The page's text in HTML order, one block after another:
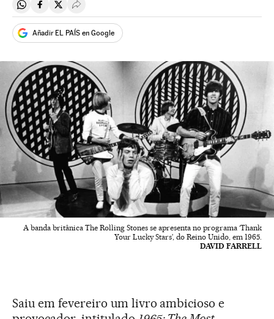
Compartir en Whatsapp
Compartir en Facebook
Compartir en Twitter
Desplegar Redes Sociales
Añadir EL PAÍS en Google
A banda britânica The Rolling Stones se apresenta no programa ‘Thank
Your Lucky Stars’, do Reino Unido, em 1965.
DAVID FARRELL
Saiu em fevereiro um livro ambicioso e